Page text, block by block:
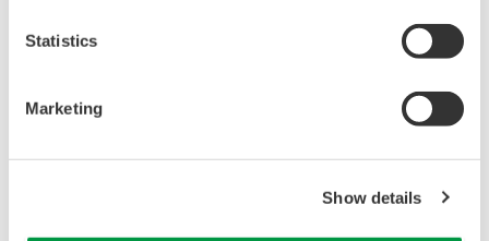
Statistics
Marketing
Show details
mundo. Estamos honrados por termos sido selecionados
com a ExxonMobil, seus parceiros de colaboração e o
setor nas instalações do Test Bed para acelerar a
criação de um ecossistema OPA".